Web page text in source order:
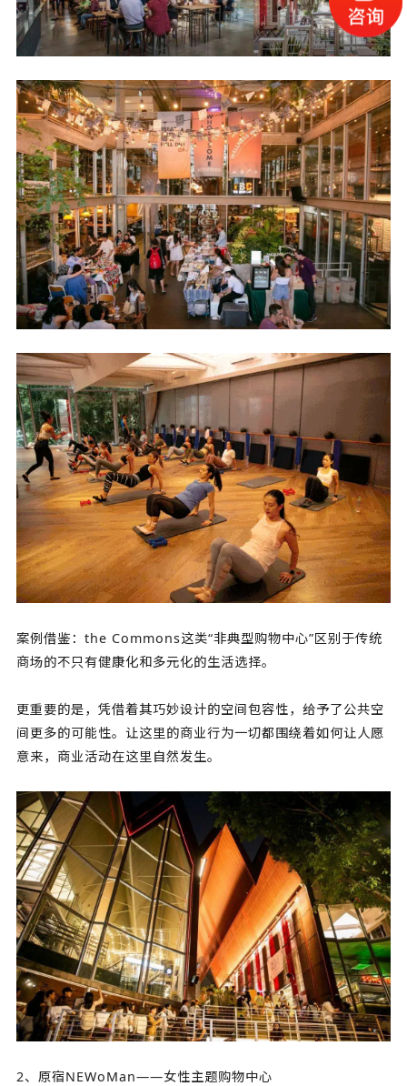
案例借鉴：the Commons这类“非典型购物中心”区别于传统
商场的不只有健康化和多元化的生活选择。
更重要的是，凭借着其巧妙设计的空间包容性，给予了公共空
间更多的可能性。让这里的商业行为一切都围绕着如何让人愿
意来，商业活动在这里自然发生。
2、原宿NEWoMan——女性主题购物中心